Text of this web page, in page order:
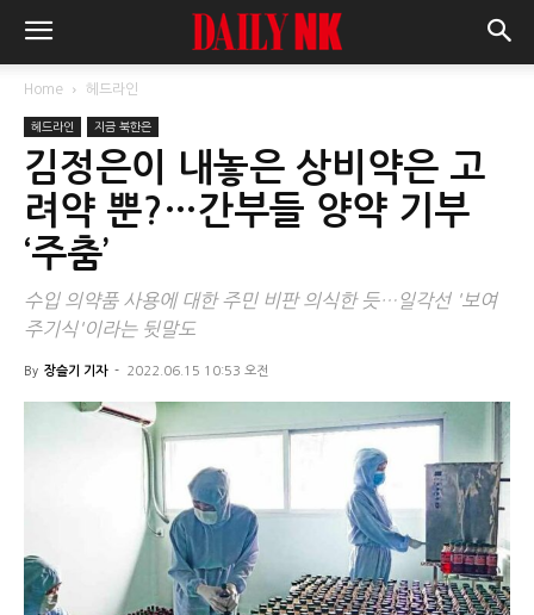
Home 헤드라인
헤드라인 지금 북한은
김정은이 내놓은 상비약은 고
려약 뿐?…간부들 양약 기부
‘주춤’
수입 의약품 사용에 대한 주민 비판 의식한 듯…일각선 '보여
주기식'이라는 뒷말도
By 장슬기 기자 - 2022.06.15 10:53 오전